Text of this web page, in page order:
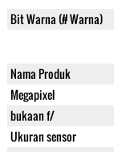
Bit Warna (# Warna)
Nama Produk
Megapixel
bukaan f/
Ukuran sensor